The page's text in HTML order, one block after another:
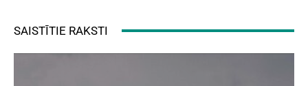
SAISTĪTIE RAKSTI